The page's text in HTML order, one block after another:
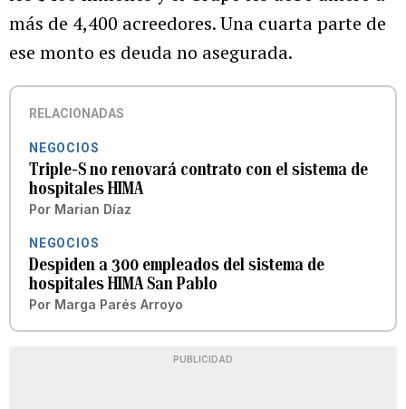
más de 4,400 acreedores. Una cuarta parte de
ese monto es deuda no asegurada.
RELACIONADAS
NEGOCIOS
Triple-S no renovará contrato con el sistema de
hospitales HIMA
Por Marian Díaz
NEGOCIOS
Despiden a 300 empleados del sistema de
hospitales HIMA San Pablo
Por Marga Parés Arroyo
PUBLICIDAD